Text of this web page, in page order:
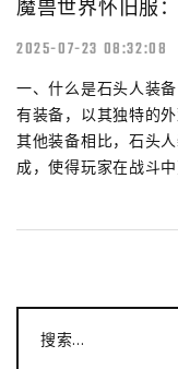
魔兽世界怀旧服
2025-07-23 08:32:08
一、什么是石头人装
有装备，以其独特的
其他装备相比，石头
成，使得玩家在战斗
搜索...